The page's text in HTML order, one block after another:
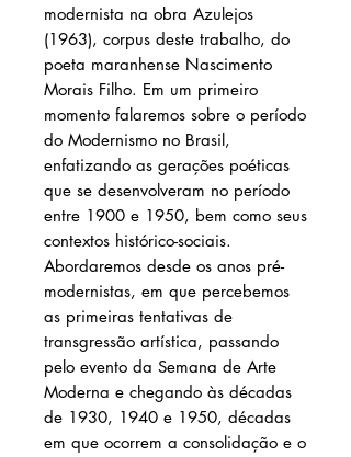
modernista na obra Azulejos
(1963), corpus deste trabalho, do
poeta maranhense Nascimento
Morais Filho. Em um primeiro
momento falaremos sobre o período
do Modernismo no Brasil,
enfatizando as gerações poéticas
que se desenvolveram no período
entre 1900 e 1950, bem como seus
contextos histórico-sociais.
Abordaremos desde os anos pré-
modernistas, em que percebemos
as primeiras tentativas de
transgressão artística, passando
pelo evento da Semana de Arte
Moderna e chegando às décadas
de 1930, 1940 e 1950, décadas
em que ocorrem a consolidação e o